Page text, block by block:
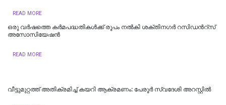
READ MORE
ഒരു വർഷത്തെ കര്‍മപദ്ധതികള്‍ക്ക് രൂപം നല്‍കി ശക്തിനഗർ റസിഡന്‍റ്സ്
അസോസിയേഷൻ
READ MORE
വീട്ടുമുറ്റത്ത് അതിക്രമിച്ച് കയറി ആക്രമണം: പേരൂർ സ്വദേശി അറസ്റ്റിൽ